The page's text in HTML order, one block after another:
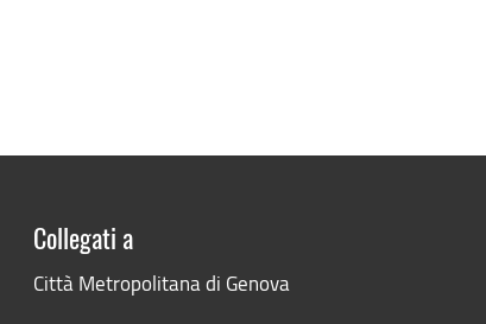
Collegati a
Città Metropolitana di Genova